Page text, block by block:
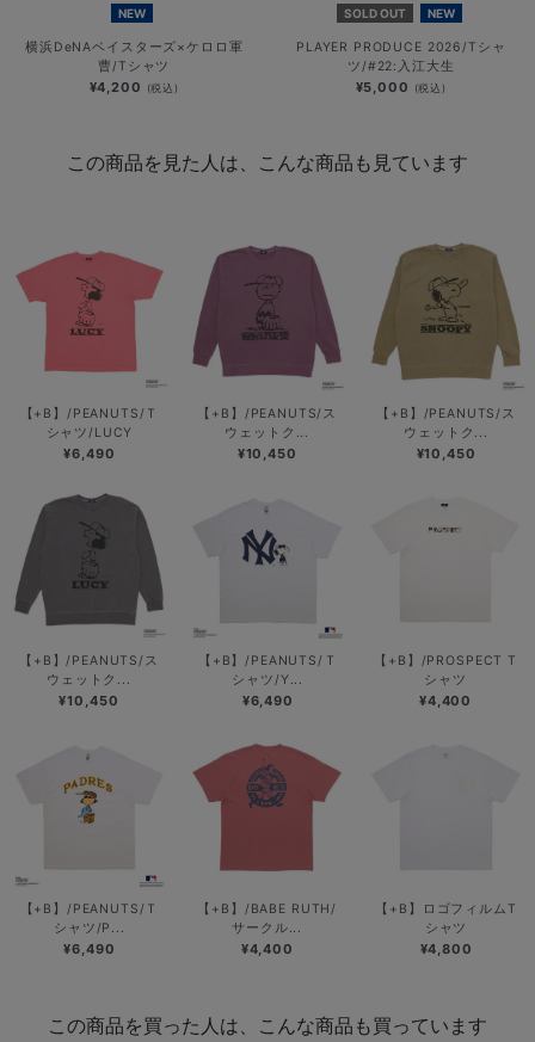
NEW
横浜DeNAベイスターズ×ケロロ軍
曹/Tシャツ
¥4,200 (税込)
SOLD OUT NEW
PLAYER PRODUCE 2026/Tシャ
ツ/#22:入江大生
¥5,000 (税込)
この商品を見た人は、こんな商品も見ています
【+B】/PEANUTS/Ｔ
シャツ/LUCY
¥6,490
【+B】/PEANUTS/ス
ウェットク...
¥10,450
【+B】/PEANUTS/ス
ウェットク...
¥10,450
【+B】/PEANUTS/ス
ウェットク...
¥10,450
【+B】/PEANUTS/Ｔ
シャツ/Y...
¥6,490
【+B】/PROSPECT T
シャツ
¥4,400
【+B】/PEANUTS/Ｔ
シャツ/P...
¥6,490
【+B】/BABE RUTH/
サークル...
¥4,400
【+B】ロゴフィルムT
シャツ
¥4,800
この商品を買った人は、こんな商品も買っています